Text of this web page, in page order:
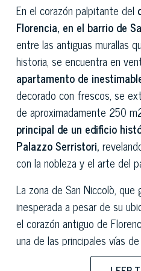
En el corazón palpitante del
Florencia, en el barrio de
entre las antiguas murallas
historia, se encuentra en
apartamento de
decorado con frescos, se
de aproximadamente 250
principal de un edificio
Palazzo Serristori,
con la nobleza y el arte del
La zona de San Niccolò,
inesperada a pesar de su
el corazón antiguo de
una de las principales vías
un animado punto de